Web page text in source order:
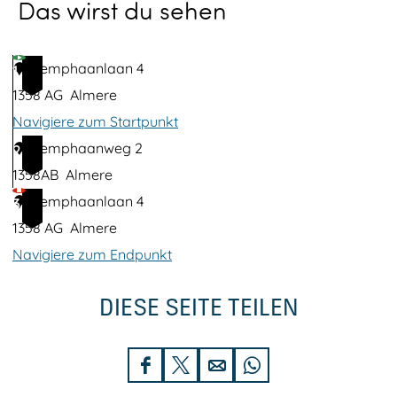
m
t
B
l
d
ö
f
f
Das wirst du sehen
1
Kemphaanlaan 4
1358 AG Almere
Navigiere zum Startpunkt
2
Kemphaanweg 2
1358AB Almere
3
Kemphaanlaan 4
1358 AG Almere
Navigiere zum Endpunkt
DIESE SEITE TEILEN
D
D
D
D